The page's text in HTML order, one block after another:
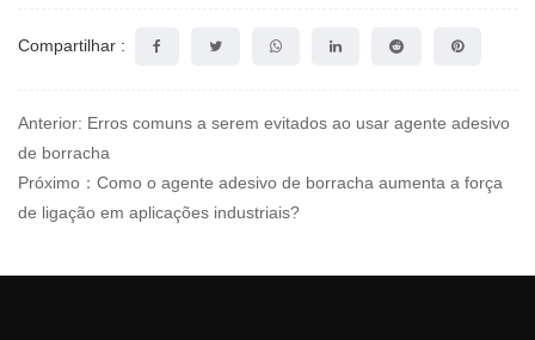
Compartilhar :
Anterior: Erros comuns a serem evitados ao usar agente adesivo
de borracha
Próximo：Como o agente adesivo de borracha aumenta a força
de ligação em aplicações industriais?